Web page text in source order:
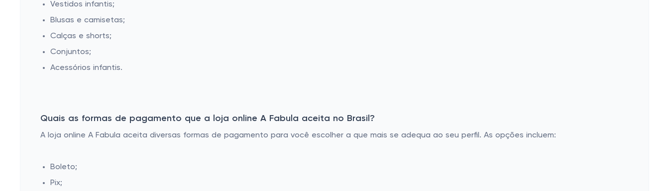
Vestidos infantis;
Blusas e camisetas;
Calças e shorts;
Conjuntos;
Acessórios infantis.
Quais as formas de pagamento que a loja online A Fabula aceita no Brasil?
A loja online A Fabula aceita diversas formas de pagamento para você escolher a que mais se adequa ao seu perfil. As opções incluem:
Boleto;
Pix;